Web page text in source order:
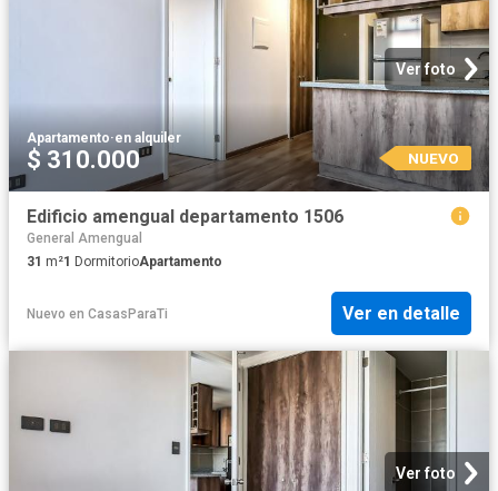
Ver foto
Apartamento·en alquiler
$ 310.000 NUEVO
Edificio amengual departamento 1506
General Amengual
31 m²1 DormitorioApartamento
Nuevo en CasasParaTi Ver en detalle
Ver foto